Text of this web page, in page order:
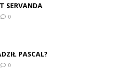
SERVANDA
0
PASCAL?
0